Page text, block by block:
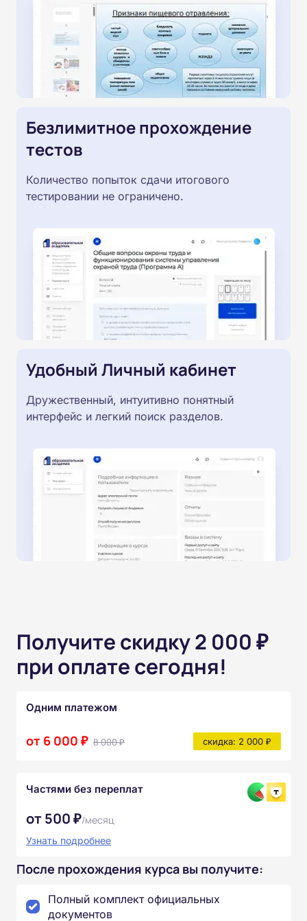
Безлимитное прохождение
тестов
Количество попыток сдачи итогового
тестировании не ограничено.
Удобный Личный кабинет
Дружественный, интуитивно понятный
интерфейс и легкий поиск разделов.
Получите скидку 2 000 ₽
при оплате сегодня!
Одним платежом
от 6 000 ₽ 8 000 ₽ скидка: 2 000 ₽
Частями без переплат
от 500 ₽/месяц
Узнать подробнее
После прохождения курса вы получите:
Полный комплект официальных
документов